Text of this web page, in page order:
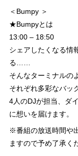
＜Bumpy ＞
★Bumpyとは
13:00 – 18:50
シェアしたくなる情
る……
そんなターミナルの
それぞれ多彩なバッ
4人のDJが担当、ダ
に想いを届けます。
※番組の放送時間や
ますので予め了承く